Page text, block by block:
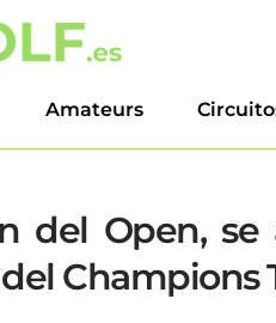
Amateurs
del Open,
Champions